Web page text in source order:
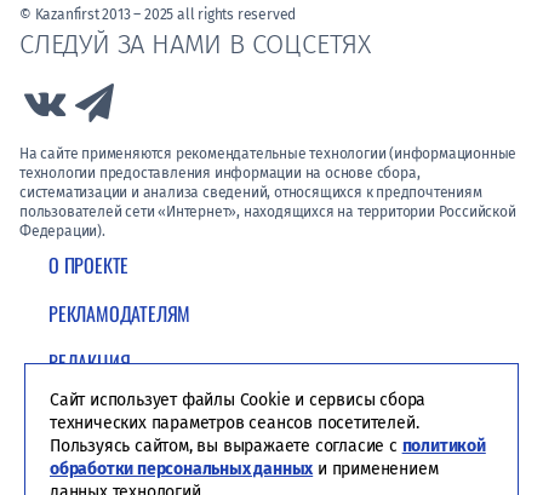
О ПРОЕКТЕ
РЕКЛАМОДАТЕЛЯМ
РЕДАКЦИЯ
ПОЛИТИКА КОНФИДЕНЦИАЛЬНОСТИ
СЛЕДУЙ ЗА НАМИ В СОЦСЕТЯХ
Link to Vk
На сайте применяются рекомендательные технологии (информационные
технологии предоставления информации на основе сбора,
систематизации и анализа сведений, относящихся к предпочтениям
пользователей сети «Интернет», находящихся на территории Российской
Федерации).
© Kazanfirst 2013 – 2025 all rights reserved
Сайт использует файлы Cookie и сервисы сбора
технических параметров сеансов посетителей.
Пользуясь сайтом, вы выражаете согласие с политикой
обработки персональных данных и применением